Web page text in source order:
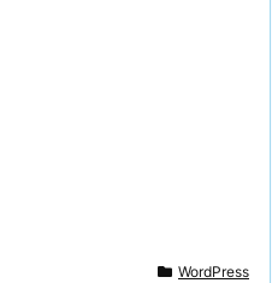
WordPress